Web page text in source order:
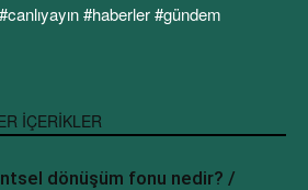
#haberler #gündem
İÇERİKLER
dönüşüm fonu nedir? /